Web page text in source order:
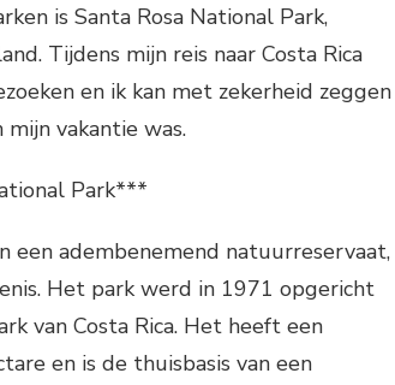
is Santa Rosa National Park,
Tijdens mijn reis naar Costa Rica
en ik kan met zekerheid zeggen
vakantie was.
Park***
een adembenemend natuurreservaat,
Het park werd in 1971 opgericht
van Costa Rica. Het heeft een
en is de thuisbasis van een